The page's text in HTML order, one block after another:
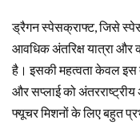
ड्रैगन स्पेसक्राफ्ट, जिसे
आवधिक अंतरिक्ष यात्रा और
है। इसकी महत्वता केवल इस
और सप्लाई को
फ्यूचर मिशनों के लिए बहुत